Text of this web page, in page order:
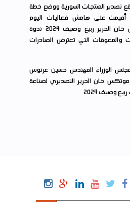
تصدير المنتجات السورية ووضع خطة
أقيمت على هامش فعاليات اليوم
الختامي لمعرض موتكس خان الحرير ربيع وصيف ٢٠٢٤ ندوة
والمعوقات التي تعترض الصادرات
الوزراء المهندس حسين عرنوس
خان الحرير التصديري لصناعة
وصيف 2024